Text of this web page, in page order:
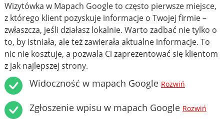
Wizytówka w Mapach Google to często pierwsze miejsce,
z którego klient pozyskuje informacje o Twojej firmie –
zwłaszcza, jeśli działasz lokalnie. Warto zadbać nie tylko o
to, by istniała, ale też zawierała aktualne informacje. To
nic nie kosztuje, a pozwala Ci zaprezentować się klientom
z jak najlepszej strony.
Widoczność w mapach Google Rozwiń
Zgłoszenie wpisu w mapach Google Rozwiń